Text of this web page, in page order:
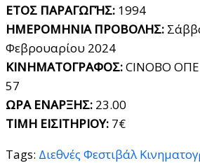
ΕΤΟΣ ΠΑΡΑΓΩΓΉΣ: 1994
ΗΜΕΡΟΜΗΝΙΑ ΠΡΟΒΟΛΗΣ:
Φεβρουαρίου 2024
ΚΙΝΗΜΑΤΟΓΡΑΦΟΣ:CINOBO
57
ΩΡΑ ΕΝΑΡΞΗΣ: 23.00
ΤΙΜΗ ΕΙΣΙΤΗΡΙΟΥ: 7€
Tags: Διεθνές Φεστιβάλ